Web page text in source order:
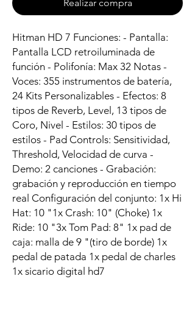
Realizar compra
Hitman HD 7 Funciones: - Pantalla:
Pantalla LCD retroiluminada de
función - Polifonía: Max 32 Notas -
Voces: 355 instrumentos de batería,
24 Kits Personalizables - Efectos: 8
tipos de Reverb, Level, 13 tipos de
Coro, Nivel - Estilos: 30 tipos de
estilos - Pad Controls: Sensitividad,
Threshold, Velocidad de curva -
Demo: 2 canciones - Grabación:
grabación y reproducción en tiempo
real Configuración del conjunto: 1x Hi
Hat: 10 "1x Crash: 10" (Choke) 1x
Ride: 10 "3x Tom Pad: 8" 1x pad de
caja: malla de 9 "(tiro de borde) 1x
pedal de patada 1x pedal de charles
1x sicario digital hd7